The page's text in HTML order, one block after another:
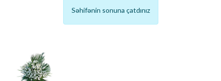
Səhifənin sonuna çatdınız